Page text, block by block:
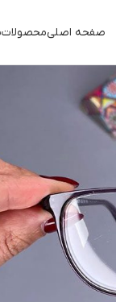
صفحه اصلیمحصولات